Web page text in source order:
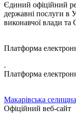
Єдиний офіційний
державні послуги в
виконавчої влади
Платформа
.
Платформа
Макарівська
Офіційний веб-сайт